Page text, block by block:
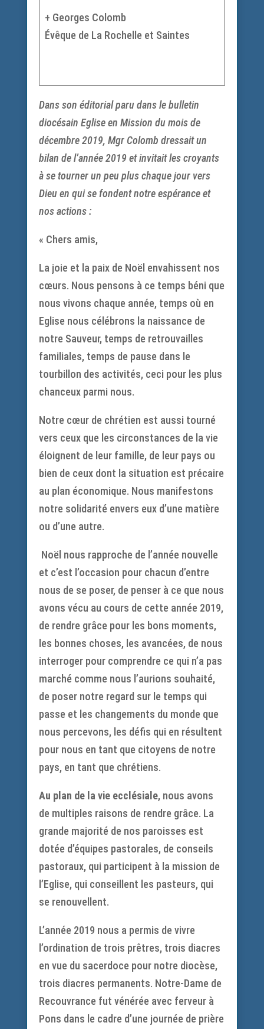
+ Georges Colomb
Évêque de La Rochelle et Saintes
Dans son éditorial paru dans le bulletin
diocésain Eglise en Mission du mois de
décembre 2019, Mgr Colomb dressait un
bilan de l’année 2019 et invitait les croyants
à se tourner un peu plus chaque jour vers
Dieu en qui se fondent notre espérance et
nos actions :
« Chers amis,
La joie et la paix de Noël envahissent nos
cœurs. Nous pensons à ce temps béni que
nous vivons chaque année, temps où en
Eglise nous célébrons la naissance de
notre Sauveur, temps de retrouvailles
familiales, temps de pause dans le
tourbillon des activités, ceci pour les plus
chanceux parmi nous.
Notre cœur de chrétien est aussi tourné
vers ceux que les circonstances de la vie
éloignent de leur famille, de leur pays ou
bien de ceux dont la situation est précaire
au plan économique. Nous manifestons
notre solidarité envers eux d’une matière
ou d’une autre.
Noël nous rapproche de l’année nouvelle
et c’est l’occasion pour chacun d’entre
nous de se poser, de penser à ce que nous
avons vécu au cours de cette année 2019,
de rendre grâce pour les bons moments,
les bonnes choses, les avancées, de nous
interroger pour comprendre ce qui n’a pas
marché comme nous l’aurions souhaité,
de poser notre regard sur le temps qui
passe et les changements du monde que
nous percevons, les défis qui en résultent
pour nous en tant que citoyens de notre
pays, en tant que chrétiens.
Au plan de la vie ecclésiale, nous avons
de multiples raisons de rendre grâce. La
grande majorité de nos paroisses est
dotée d’équipes pastorales, de conseils
pastoraux, qui participent à la mission de
l’Eglise, qui conseillent les pasteurs, qui
se renouvellent.
L’année 2019 nous a permis de vivre
l’ordination de trois prêtres, trois diacres
en vue du sacerdoce pour notre diocèse,
trois diacres permanents. Notre-Dame de
Recouvrance fut vénérée avec ferveur à
Pons dans le cadre d’une journée de prière